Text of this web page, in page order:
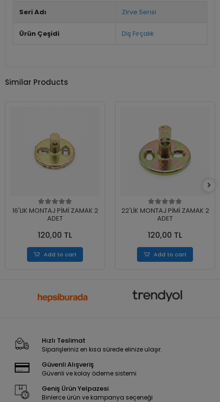
Seri Adı Zirve Serisi
Ürün Çeşidi Diş Fırçalık
Similar Products
16'LIK MONTAJ PİMİ ZAMAK 2
ADET
120,00 TL
Add to cart
22'LİK MONTAJ PİMİ ZAMAK 2
ADET
120,00 TL
Add to cart
Hızlı Teslimat
Siparişleriniz en kısa sürede elinize ulaşır.
Güvenli Alışveriş
Güvenli ve kolay ödeme sistemi
Geniş Ürün Yelpazesi
Binlerce ürün ve kampanya seçeneği